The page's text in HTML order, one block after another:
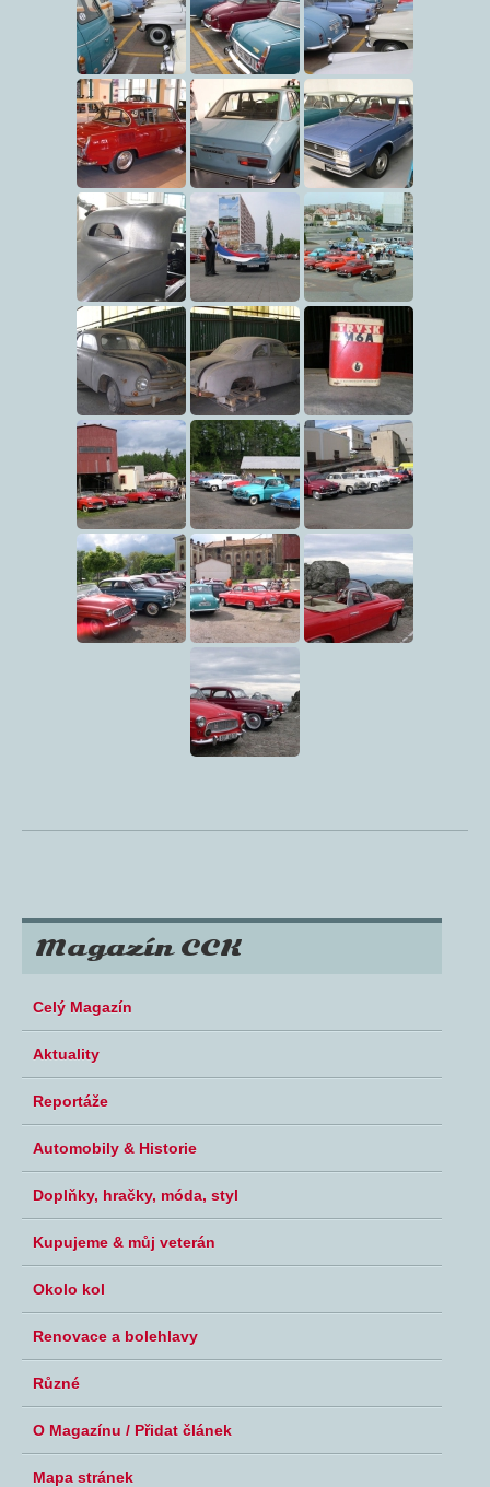
Magazín CCK
Celý Magazín
Aktuality
Reportáže
Automobily & Historie
Doplňky, hračky, móda, styl
Kupujeme & můj veterán
Okolo kol
Renovace a bolehlavy
Různé
O Magazínu / Přidat článek
Mapa stránek